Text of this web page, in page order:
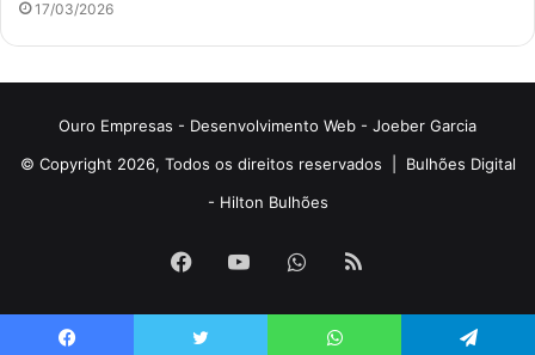
17/03/2026
Ouro Empresas - Desenvolvimento Web - Joeber Garcia
© Copyright 2026, Todos os direitos reservados | Bulhões Digital
- Hilton Bulhões
Facebook
YouTubeWhatsApp
RSS